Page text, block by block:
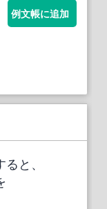
例文帳に追加
と、